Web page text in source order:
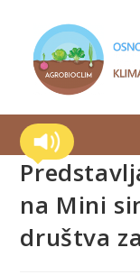
na Mini
društva